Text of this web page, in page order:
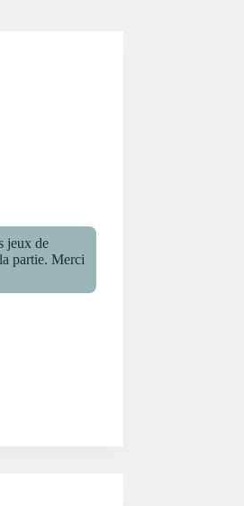
jeux de
partie. Merci